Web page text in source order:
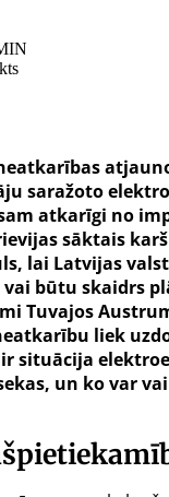
saražoto
atkarīgi no
sāktais
lai Latvijas
būtu skaidrs
Tuvajos
liek
situācija
un ko var